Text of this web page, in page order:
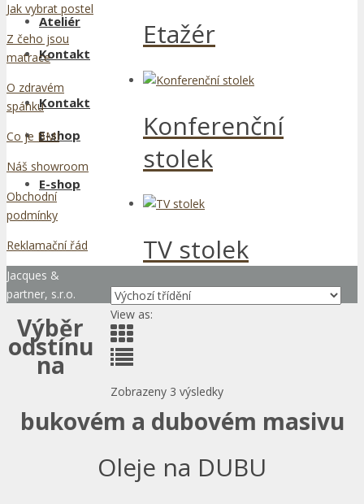
Kontakt
E-shop
Ateliér
Kontakt
E-shop
Etažér
Konferenční
stolek
TV stolek
View as:
Zobrazeny 3 výsledky
Jak vybrat postel
Z čeho jsou
matrace
O zdravém
spánku
Co je BMI
Náš showroom
Obchodní
podmínky
Reklamační řád
Jacques &
partner, s.r.o.
Výběr
odstínu
na
bukovém a dubovém masivu
Oleje na DUBU